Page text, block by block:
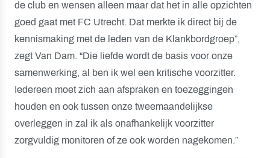
de club en wensen alleen maar dat het in alle opzichten
goed gaat met FC Utrecht. Dat merkte ik direct bij de
kennismaking met de leden van de Klankbordgroep”,
zegt Van Dam. “Die liefde wordt de basis voor onze
samenwerking, al ben ik wel een kritische voorzitter.
Iedereen moet zich aan afspraken en toezeggingen
houden en ook tussen onze tweemaandelijkse
overleggen in zal ik als onafhankelijk voorzitter
zorgvuldig monitoren of ze ook worden nagekomen.”